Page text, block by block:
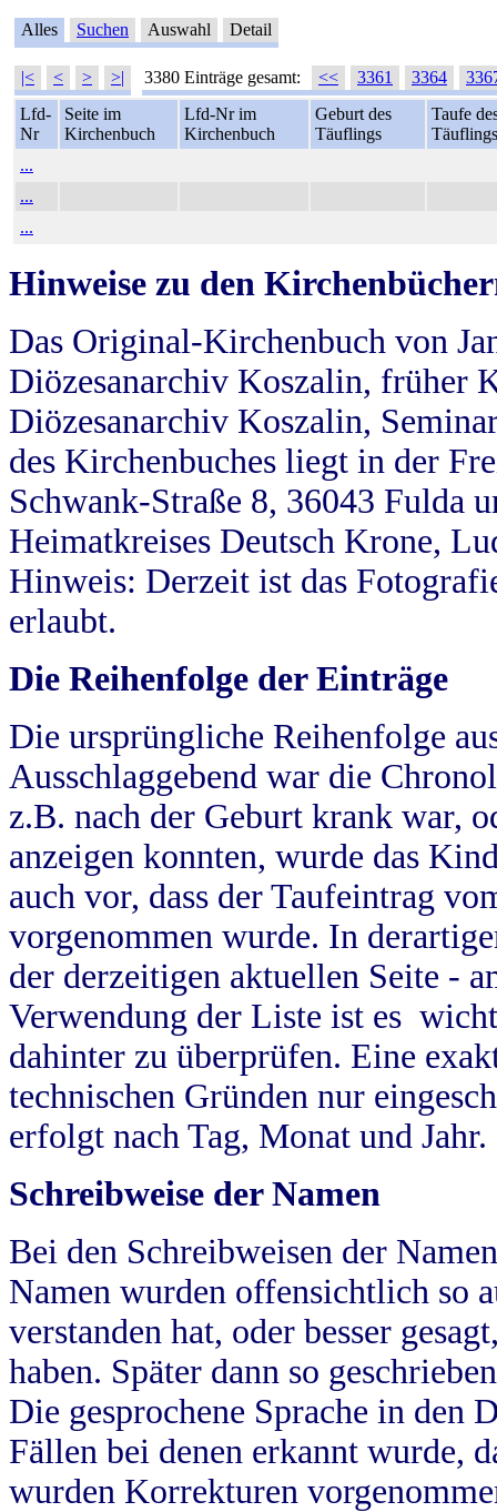
Alles Suchen Auswahl Detail
|< < > >| 3380 Einträge gesamt: << 3361 3364
Lfd-
Nr
Seite im
Kirchenbuch
Lfd-Nr im
Kirchenbuch
Geburt des
Täuflings
Taufe
Täuflings
...
...
...
Hinweise zu den
Das Original-Kirchenbuch von
Diözesanarchiv Koszalin, früher
Diözesanarchiv Koszalin,
des Kirchenbuches liegt in der
Schwank-Straße 8, 36043 Fulda
Heimatkreises Deutsch Krone,
Hinweis: Derzeit ist das
erlaubt.
Die Reihenfolge der Einträge
Die ursprüngliche Reihenfolge
Ausschlaggebend war die
z.B. nach der Geburt krank war,
anzeigen konnten, wurde das
auch vor, dass der Taufeintrag
vorgenommen wurde. In
der derzeitigen aktuellen Seite -
Verwendung der Liste ist es
dahinter zu überprüfen. Eine
technischen Gründen nur
erfolgt nach Tag, Monat und Jahr.
Schreibweise der Namen
Bei den Schreibweisen der
Namen wurden offensichtlich so
verstanden hat, oder besser
haben. Später dann so
Die gesprochene Sprache in
Fällen bei denen erkannt wurde,
wurden Korrekturen